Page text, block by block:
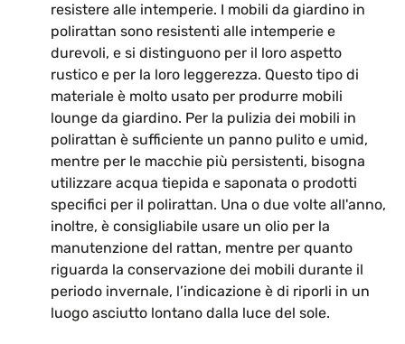
resistere alle intemperie. I mobili da giardino in
polirattan sono resistenti alle intemperie e
durevoli, e si distinguono per il loro aspetto
rustico e per la loro leggerezza. Questo tipo di
materiale è molto usato per produrre mobili
lounge da giardino. Per la pulizia dei mobili in
polirattan è sufficiente un panno pulito e umid,
mentre per le macchie più persistenti, bisogna
utilizzare acqua tiepida e saponata o prodotti
specifici per il polirattan. Una o due volte all'anno,
inoltre, è consigliabile usare un olio per la
manutenzione del rattan, mentre per quanto
riguarda la conservazione dei mobili durante il
periodo invernale, l’indicazione è di riporli in un
luogo asciutto lontano dalla luce del sole.